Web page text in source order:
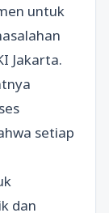
untuk
Jakarta.
setiap
dan